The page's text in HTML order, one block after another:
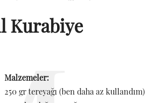
Kurabiye
Malzemeler:
250 gr tereyağı (ben daha az kullandım)